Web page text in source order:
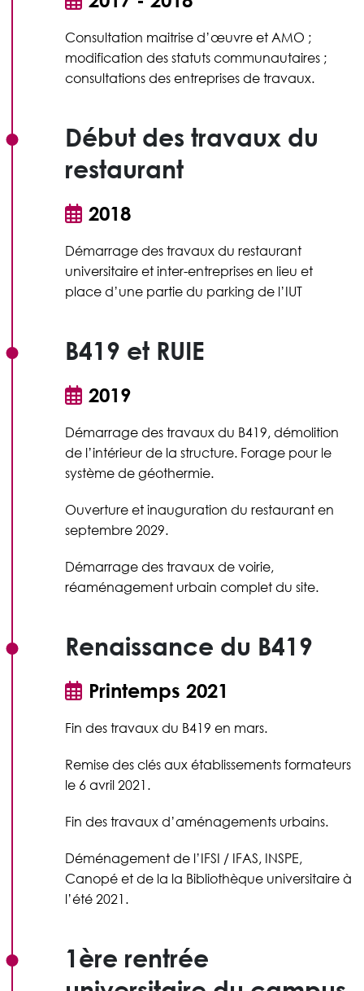
Consultation maitrise d’œuvre et AMO ;
modification des statuts communautaires ;
consultations des entreprises de travaux.
Début des travaux du
restaurant
2018
Démarrage des travaux du restaurant
universitaire et inter-entreprises en lieu et
place d’une partie du parking de l’IUT
B419 et RUIE
2019
Démarrage des travaux du B419, démolition
de l’intérieur de la structure. Forage pour le
système de géothermie.
Ouverture et inauguration du restaurant en
septembre 2029.
Démarrage des travaux de voirie,
réaménagement urbain complet du site.
Renaissance du B419
Printemps 2021
Fin des travaux du B419 en mars.
Remise des clés aux établissements formateurs
le 6 avril 2021.
Fin des travaux d’aménagements urbains.
Déménagement de l’IFSI / IFAS, INSPE,
Canopé et de la la Bibliothèque universitaire à
l’été 2021.
1ère rentrée